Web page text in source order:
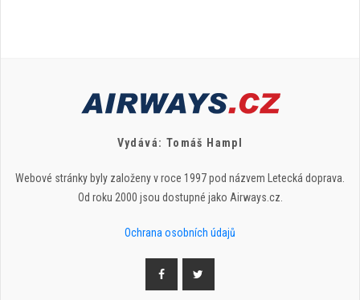
Vydává: Tomáš Hampl
Webové stránky byly založeny v roce 1997 pod názvem Letecká doprava.
Od roku 2000 jsou dostupné jako Airways.cz.
Ochrana osobních údajů